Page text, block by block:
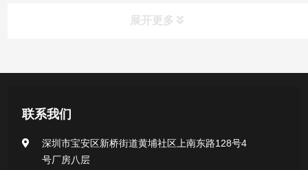
展开更多
产品中心
医用无菌采样拭子系列
一次性使用采样器系列
联系我们
深圳市宝安区新桥街道黄埔社区上南东路128号4
号厂房八层